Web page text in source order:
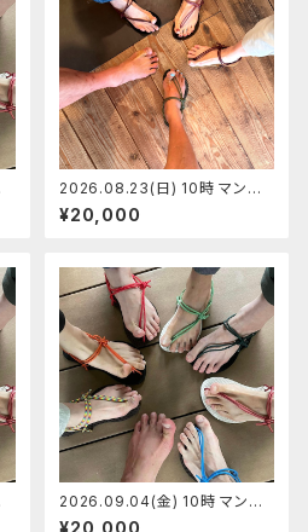
2026.08.23(日) 10時 マンサ
ンダル代官山店 マンサンダルワ
ークショップ 【定員7】さくちゃん
¥20,000
2026.09.04(金) 10時 マンサ
ンダル代官山店 マンサンダルワ
¥20,000